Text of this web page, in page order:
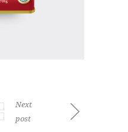
Next
post